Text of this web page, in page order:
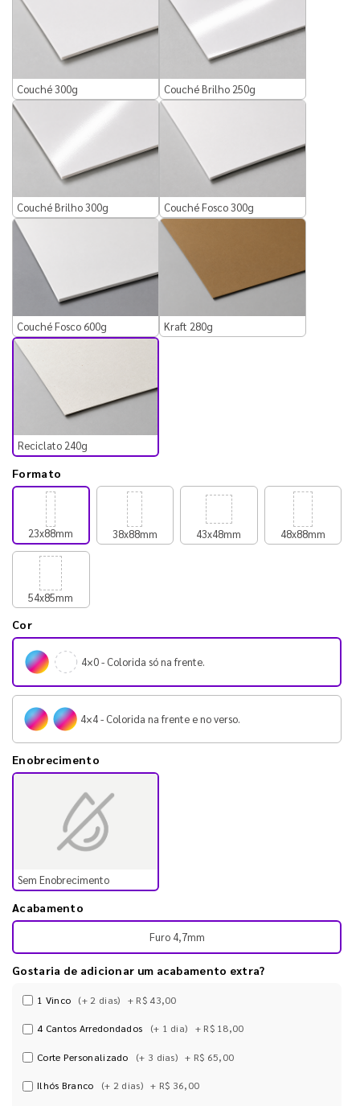
Couché 300g Couché Brilho 250g
Couché Brilho 300g Couché Fosco 300g
Couché Fosco 600g Kraft 280g
Reciclato 240g
Formato
23x88mm 38x88mm 43x48mm 48x88mm
54x85mm
Cor
4×0 - Colorida só na frente.
4×4 - Colorida na frente e no verso.
Enobrecimento
Sem Enobrecimento
Acabamento
Furo 4,7mm
Gostaria de adicionar um acabamento extra?
1 Vinco (+ 2 dias) + R$ 43,00
4 Cantos Arredondados (+ 1 dia) + R$ 18,00
Corte Personalizado (+ 3 dias) + R$ 65,00
Ilhós Branco (+ 2 dias) + R$ 36,00